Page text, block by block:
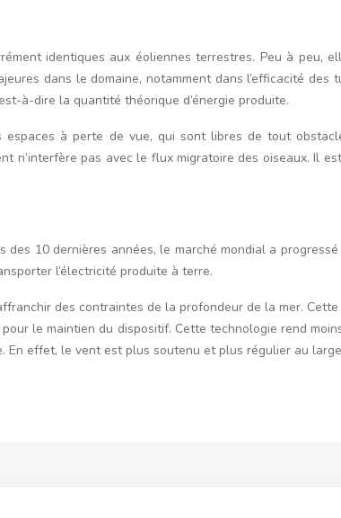
identiques aux éoliennes terrestres. Peu à peu,
dans le domaine, notamment dans l’efficacité
à-dire la quantité théorique d’énergie produite.
à perte de vue, qui sont libres de tout
n’interfère pas avec le flux migratoire des oiseaux. Il
10 dernières années, le marché mondial a
l’électricité produite à terre.
des contraintes de la profondeur de la mer.
le maintien du dispositif. Cette technologie rend
En effet, le vent est plus soutenu et plus régulier au